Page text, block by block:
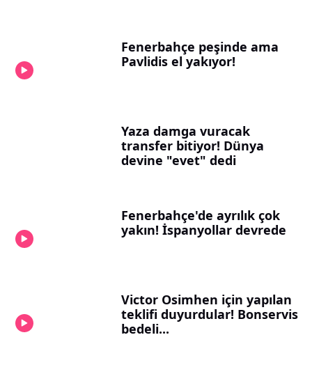
Fenerbahçe peşinde ama
Pavlidis el yakıyor!
Yaza damga vuracak
transfer bitiyor! Dünya
devine "evet" dedi
Fenerbahçe'de ayrılık çok
yakın! İspanyollar devrede
Victor Osimhen için yapılan
teklifi duyurdular! Bonservis
bedeli...